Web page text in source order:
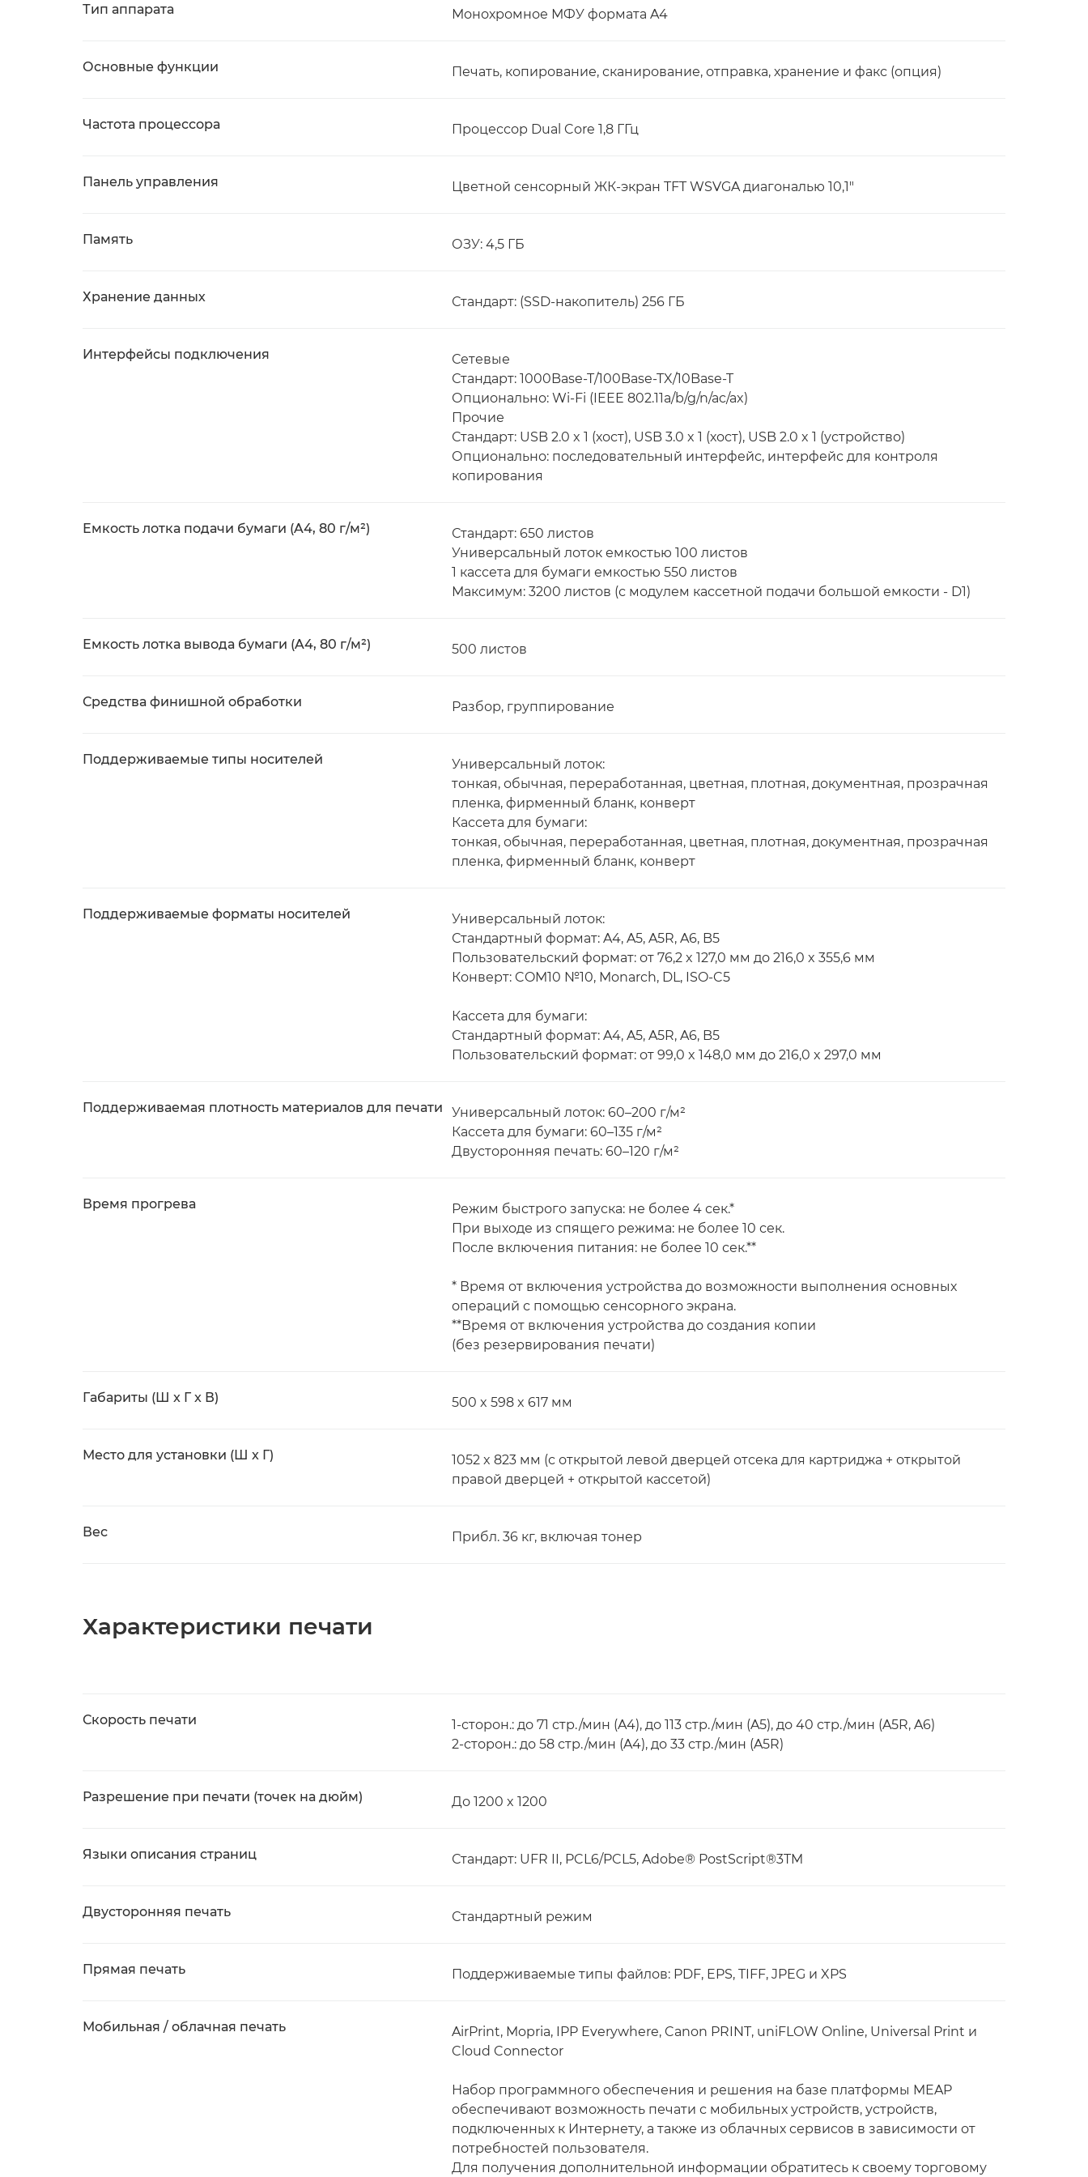
Тип аппарата Монохромное МФУ формата A4
Основные функции Печать, копирование, сканирование, отправка, хранение и факс (опция)
Частота процессора Процессор Dual Core 1,8 ГГц
Панель управления Цветной сенсорный ЖК-экран TFT WSVGA диагональю 10,1"
Память ОЗУ: 4,5 ГБ
Хранение данных Стандарт: (SSD-накопитель) 256 ГБ
Интерфейсы подключения
Сетевые
Стандарт: 1000Base-T/100Base-TX/10Base-T
Опционально: Wi-Fi (IEEE 802.11a/b/g/n/ac/ax)
Прочие
Стандарт: USB 2.0 x 1 (хост), USB 3.0 x 1 (хост), USB 2.0 x 1 (устройство)
Опционально: последовательный интерфейс, интерфейс для контроля
копирования
Емкость лотка подачи бумаги (A4, 80 г/м²)
Стандарт: 650 листов
Универсальный лоток емкостью 100 листов
1 кассета для бумаги емкостью 550 листов
Максимум: 3200 листов (с модулем кассетной подачи большой емкости - D1)
Емкость лотка вывода бумаги (A4, 80 г/м²) 500 листов
Средства финишной обработки Разбор, группирование
Поддерживаемые типы носителей
Универсальный лоток:
тонкая, обычная, переработанная, цветная, плотная, документная, прозрачная
пленка, фирменный бланк, конверт
Кассета для бумаги:
тонкая, обычная, переработанная, цветная, плотная, документная, прозрачная
пленка, фирменный бланк, конверт
Поддерживаемые форматы носителей
Универсальный лоток:
Стандартный формат: A4, A5, A5R, A6, B5
Пользовательский формат: от 76,2 x 127,0 мм до 216,0 x 355,6 мм
Конверт: COM10 №10, Monarch, DL, ISO-C5
Кассета для бумаги:
Стандартный формат: A4, A5, A5R, A6, B5
Пользовательский формат: от 99,0 x 148,0 мм до 216,0 x 297,0 мм
Поддерживаемая плотность материалов для печати
Универсальный лоток: 60–200 г/м²
Кассета для бумаги: 60–135 г/м²
Двусторонняя печать: 60–120 г/м²
Время прогрева
Режим быстрого запуска: не более 4 сек.*
При выходе из спящего режима: не более 10 сек.
После включения питания: не более 10 сек.**
* Время от включения устройства до возможности выполнения основных
операций с помощью сенсорного экрана.
**Время от включения устройства до создания копии
(без резервирования печати)
Габариты (Ш x Г x В) 500 x 598 x 617 мм
Место для установки (Ш x Г)
1052 x 823 мм (с открытой левой дверцей отсека для картриджа + открытой
правой дверцей + открытой кассетой)
Вес Прибл. 36 кг, включая тонер
Характеристики печати
Скорость печати
1-сторон.: до 71 стр./мин (A4), до 113 стр./мин (A5), до 40 стр./мин (A5R, A6)
2-сторон.: до 58 стр./мин (A4), до 33 стр./мин (A5R)
Разрешение при печати (точек на дюйм) До 1200 x 1200
Языки описания страниц Стандарт: UFR II, PCL6/PCL5, Adobe® PostScript®3TM
Двусторонняя печать Стандартный режим
Прямая печать Поддерживаемые типы файлов: PDF, EPS, TIFF, JPEG и XPS
Мобильная / облачная печать
AirPrint, Mopria, IPP Everywhere, Canon PRINT, uniFLOW Online, Universal Print и
Cloud Connector
Набор программного обеспечения и решения на базе платформы MEAP
обеспечивают возможность печати с мобильных устройств, устройств,
подключенных к Интернету, а также из облачных сервисов в зависимости от
потребностей пользователя.
Для получения дополнительной информации обратитесь к своему торговому